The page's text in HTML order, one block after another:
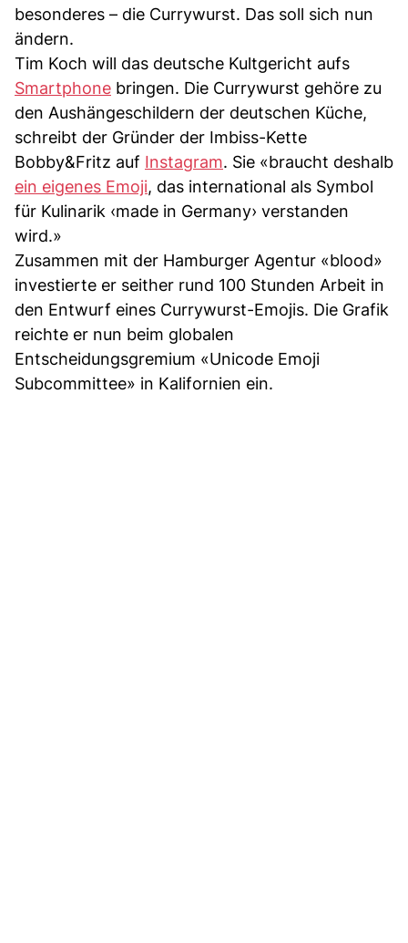
besonderes – die Currywurst. Das soll sich nun
ändern.
Tim Koch will das deutsche Kultgericht aufs
Smartphone bringen. Die Currywurst gehöre zu
den Aushängeschildern der deutschen Küche,
schreibt der Gründer der Imbiss-Kette
Bobby&Fritz auf Instagram. Sie «braucht deshalb
ein eigenes Emoji, das international als Symbol
für Kulinarik ‹made in Germany› verstanden
wird.»
Zusammen mit der Hamburger Agentur «blood»
investierte er seither rund 100 Stunden Arbeit in
den Entwurf eines Currywurst-Emojis. Die Grafik
reichte er nun beim globalen
Entscheidungsgremium «Unicode Emoji
Subcommittee» in Kalifornien ein.